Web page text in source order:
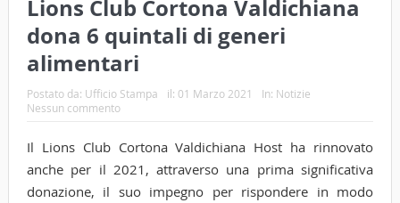
Lions Club Cortona Valdichiana
dona 6 quintali di generi
alimentari
Postato da: Ufficio Stampa il: 01 Marzo 2021 In: Notizie
Nessun commento
Il Lions Club Cortona Valdichiana Host ha rinnovato
anche per il 2021, attraverso una prima significativa
donazione, il suo impegno per rispondere in modo